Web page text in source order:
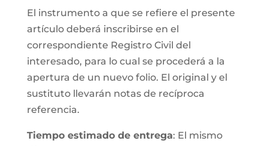
El instrumento a que se refiere el presente
artículo deberá inscribirse en el
correspondiente Registro Civil del
interesado, para lo cual se procederá a la
apertura de un nuevo folio. El original y el
sustituto llevarán notas de recíproca
referencia.
Tiempo estimado de entrega: El mismo